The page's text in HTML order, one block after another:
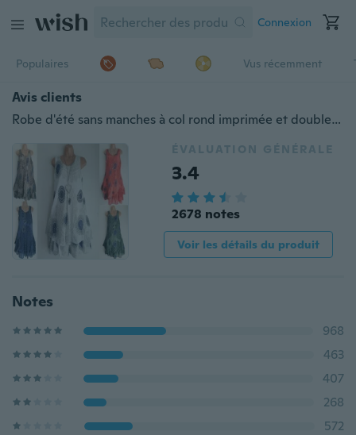
Connexion
Populaires Vus récemment
Avis clients
Robe d'été sans manches à col rond imprimée et double épaisseur pour femme (Taille : S~5XL)
ÉVALUATION GÉNÉRALE
3.4
2678 notes
Voir les détails du produit
Notes
968
463
407
268
572